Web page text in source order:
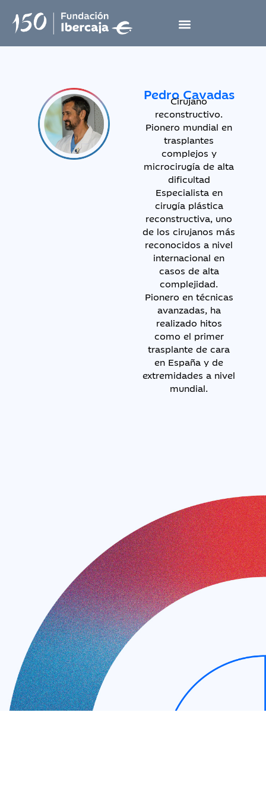
Pedro Cavadas
Cirujano
reconstructivo.
Pionero mundial en
trasplantes
complejos y
microcirugía de alta
dificultad
Especialista en
cirugía plástica
reconstructiva, uno
de los cirujanos más
reconocidos a nivel
internacional en
casos de alta
complejidad.
Pionero en técnicas
avanzadas, ha
realizado hitos
como el primer
trasplante de cara
en España y de
extremidades a nivel
mundial.